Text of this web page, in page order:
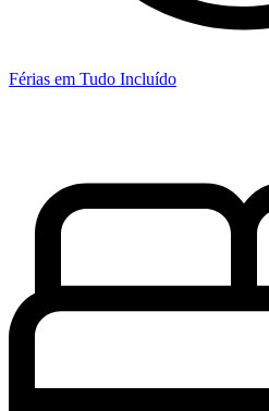
Férias em Tudo Incluído